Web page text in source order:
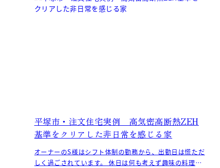
平塚市・注文住宅実例 高気密高断熱ZEH
基準をクリアした非日常を感じる家
オーナーのS様はシフト体制の勤務から、出勤日は慌ただ
しく過ごされています。 休日は何も考えず趣味の料理を